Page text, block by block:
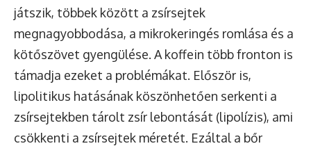
játszik, többek között a zsírsejtek
megnagyobbodása, a mikrokeringés romlása és a
kötőszövet gyengülése. A koffein több fronton is
támadja ezeket a problémákat. Először is,
lipolitikus hatásának köszönhetően serkenti a
zsírsejtekben tárolt zsír lebontását (lipolízis), ami
csökkenti a zsírsejtek méretét. Ezáltal a bőr